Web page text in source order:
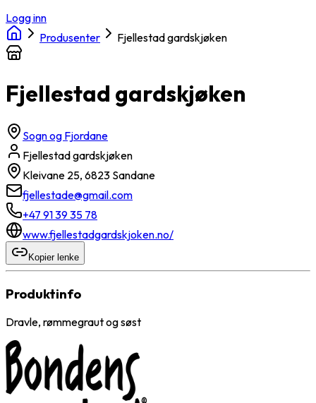
Logg inn
Produsenter
Fjellestad gardskjøken
Fjellestad gardskjøken
Sogn og Fjordane
Fjellestad gardskjøken
Kleivane 25, 6823 Sandane
fjellestade@gmail.com
+47 91 39 35 78
www.fjellestadgardskjoken.no/
Kopier lenke
Produktinfo
Dravle, rømmegraut og søst